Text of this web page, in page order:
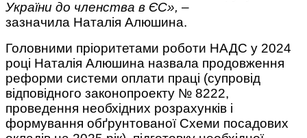
України до членства в ЄС», –
зазначила Наталія Алюшина.
Головними пріоритетами роботи НАДС у 2024
році Наталія Алюшина назвала продовження
реформи системи оплати праці (супровід
відповідного законопроекту № 8222,
проведення необхідних розрахунків і
формування обґрунтованої Схеми посадових